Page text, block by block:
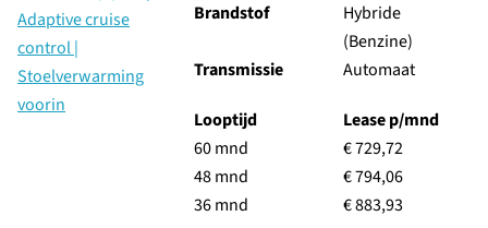
Brandstof
Hybride
(Benzine)
Transmissie
Automaat
Looptijd
60 mnd
48 mnd
36 mnd
Lease p/mnd
€ 729,72
€ 794,06
€ 883,93